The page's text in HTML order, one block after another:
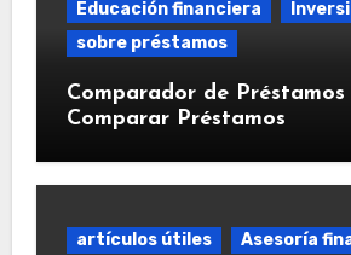
Educación financiera
sobre préstamos
Comparador de Préstamos
Comparar Préstamos
artículos útiles
Asesoría